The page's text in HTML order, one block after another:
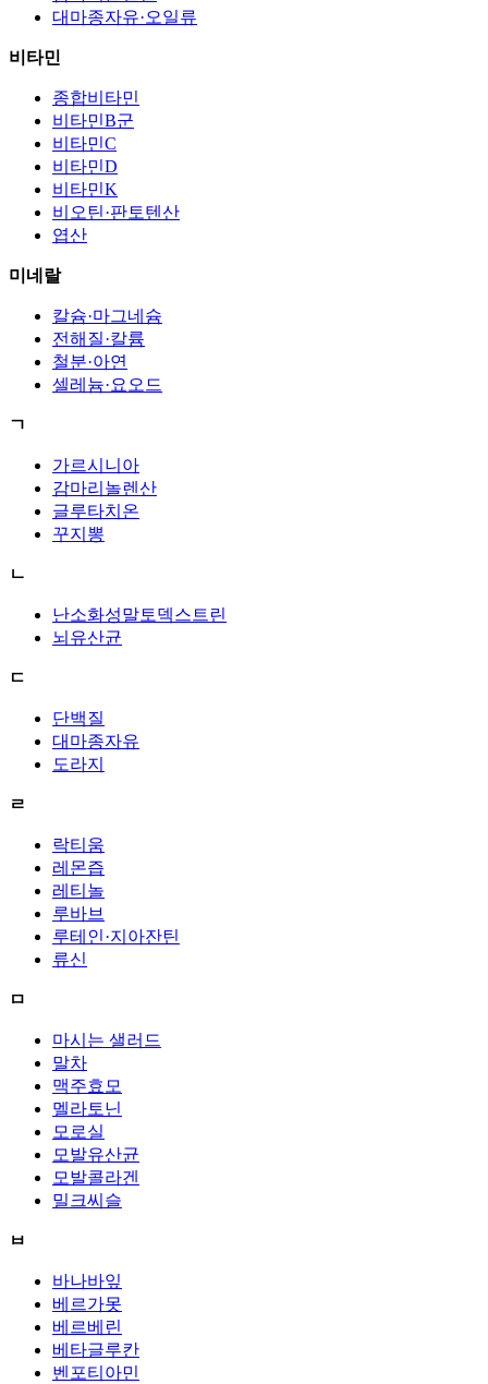
대마종자유·오일류
비타민
종합비타민
비타민B군
비타민C
비타민D
비타민K
비오틴·판토텐산
엽산
미네랄
칼슘·마그네슘
전해질·칼륨
철분·아연
셀레늄·요오드
ㄱ
가르시니아
감마리놀렌산
글루타치온
꾸지뽕
ㄴ
난소화성말토덱스트린
뇌유산균
ㄷ
단백질
대마종자유
도라지
ㄹ
락티움
레몬즙
레티놀
루바브
루테인·지아잔틴
류신
ㅁ
마시는 샐러드
말차
맥주효모
멜라토닌
모로실
모발유산균
모발콜라겐
밀크씨슬
ㅂ
바나바잎
베르가못
베르베린
베타글루칸
벤포티아민